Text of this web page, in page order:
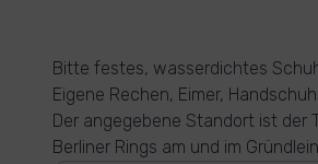
Bitte festes, wasserdichtes
Eigene Rechen, Eimer,
Der angegebene Standort ist der
Berliner Rings am und im